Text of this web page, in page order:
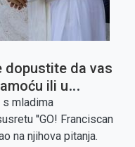
dopustite da vas
ili u
odnose,
s mladima
''GO! Franciscan
na njihova pitanja.